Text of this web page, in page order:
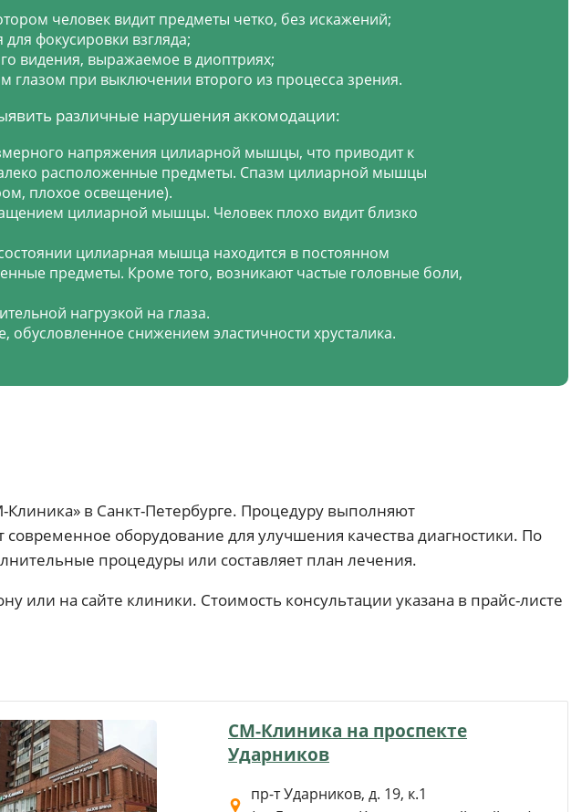
человек видит предметы четко, без искажений;
фокусировки взгляда;
видения, выражаемое в диоптриях;
при выключении второго из процесса зрения.
различные нарушения аккомодации:
напряжения цилиарной мышцы, что приводит к
расположенные предметы. Спазм цилиарной мышцы
плохое освещение).
цилиарной мышцы. Человек плохо видит близко
цилиарная мышца находится в постоянном
предметы. Кроме того, возникают частые головные боли,
нагрузкой на глаза.
снижением эластичности хрусталика.
в Санкт-Петербурге. Процедуру выполняют
оборудование для улучшения качества диагностики. По
процедуры или составляет план лечения.
или на сайте клиники. Стоимость консультации указана в прайс-листе
СМ-Клиника на проспекте
Ударников
пр-т Ударников, д. 19, к.1